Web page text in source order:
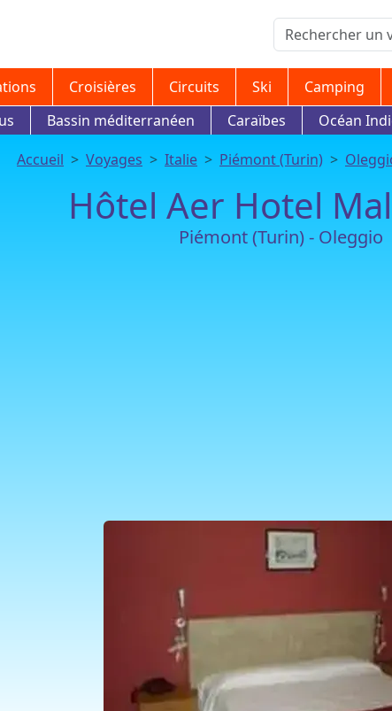
Croisières Circuits Ski Camping
Bassin méditerranéen Caraïbes Océan
Accueil
Voyages Italie Piémont (Turin)
Hôtel Aer Hotel
Piémont (Turin) - Oleggio